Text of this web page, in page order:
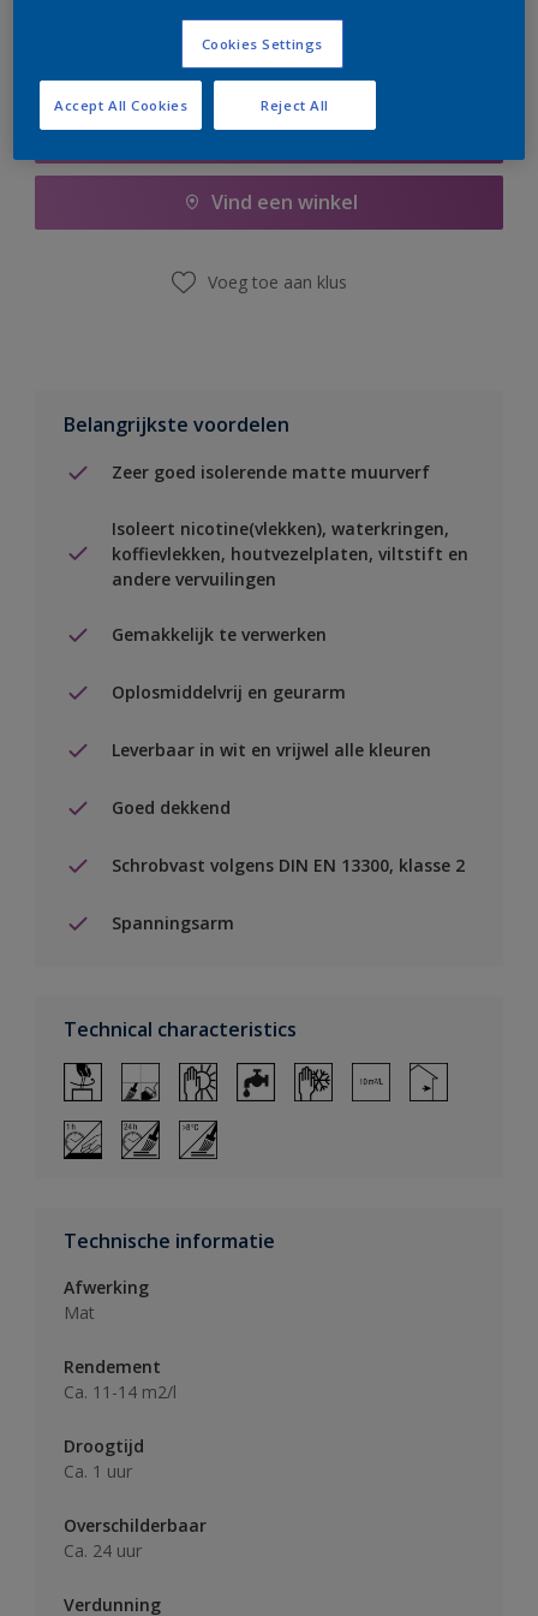
Boodschappenlijst
Vind een winkel
Voeg toe aan klus
Belangrijkste voordelen
Zeer goed isolerende matte muurverf
Isoleert nicotine(vlekken), waterkringen,
koffievlekken, houtvezelplaten, viltstift en
andere vervuilingen
Gemakkelijk te verwerken
Oplosmiddelvrij en geurarm
Leverbaar in wit en vrijwel alle kleuren
Goed dekkend
Schrobvast volgens DIN EN 13300, klasse 2
Spanningsarm
Technical characteristics
Technische informatie
Afwerking
Mat
Rendement
Ca. 11-14 m2/l
Droogtijd
Ca. 1 uur
Overschilderbaar
Ca. 24 uur
Verdunning
Cookies Settings
Reject All
Accept All Cookies